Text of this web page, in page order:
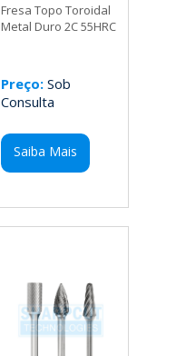
Fresa Topo Toroidal
Metal Duro 2C 55HRC
Preço:Sob
Consulta
Saiba Mais